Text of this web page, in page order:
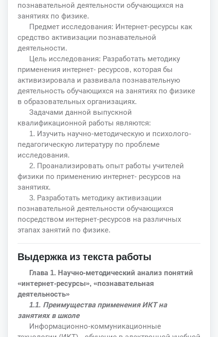
познавательной деятельности обучающихся на
занятиях по физике.
Предмет исследования: Интернет-ресурсы как
средство активизации познавательной
деятельности.
Цель исследования: Разработать методику
применения интернет- ресурсов, которая бы
активизировала и развивала познавательную
деятельность обучающихся на занятиях по физике
в образовательных организациях.
Задачами данной выпускной
квалификационной работы являются:
1. Изучить научно-методическую и психолого-
педагогическую литературу по проблеме
исследования.
2. Проанализировать опыт работы учителей
физики по применению интернет- ресурсов на
занятиях.
3. Разработать методику активизации
познавательной деятельности обучающихся
посредством интернет-ресурсов на различных
этапах занятий по физике.
Выдержка из текста работы
Глава 1. Научно-методический анализ понятий
«интернет-ресурсы», «познавательная
деятельность»
1.1. Преимущества применения ИКТ на
занятиях в школе
Информационно-коммуникационные